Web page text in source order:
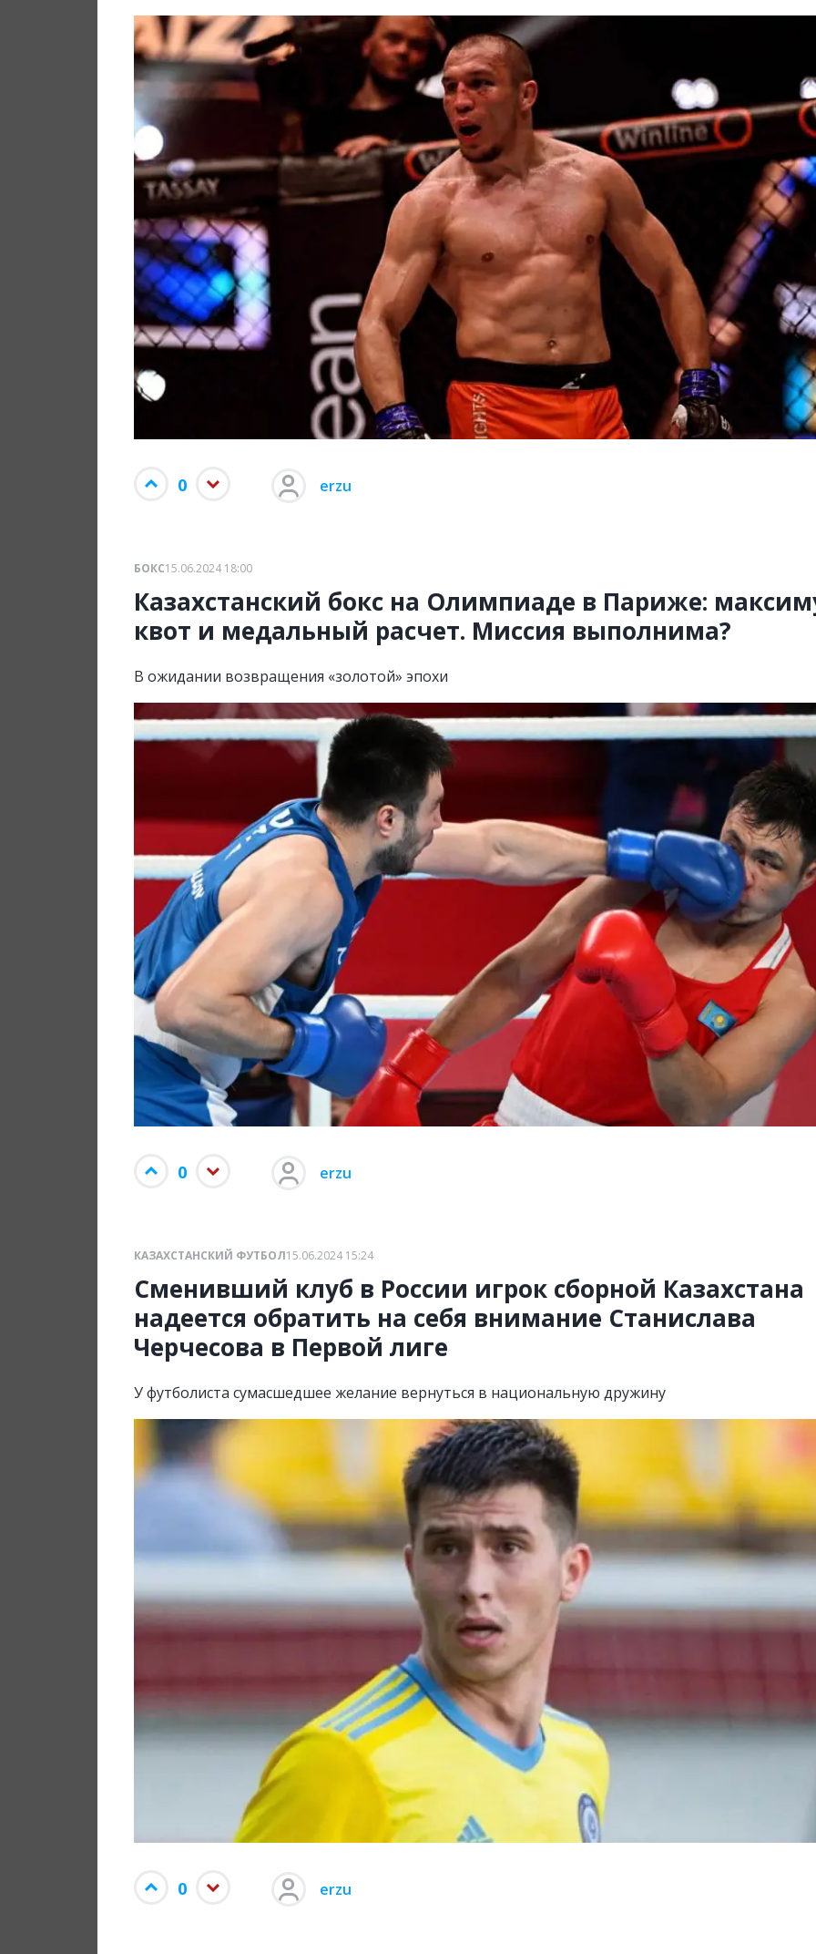
0 erzu
БОКС15.06.2024 18:00
Казахстанский бокс на Олимпиаде в Париже:
квот и медальный расчет. Миссия выполнима?
В ожидании возвращения «золотой» эпохи
0 erzu
КАЗАХСТАНСКИЙ ФУТБОЛ15.06.2024 15:24
Сменивший клуб в России игрок сборной Казахстана
надеется обратить на себя внимание Станислава
Черчесова в Первой лиге
У футболиста сумасшедшее желание вернуться в национальную дружину
0 erzu